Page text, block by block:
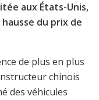
aux États-Unis,
du prix de
de plus en plus
chinois
des véhicules